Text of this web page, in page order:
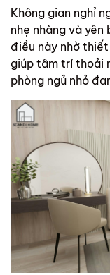
Không gian nghỉ
nhẹ nhàng và
điều này nhờ
giúp tâm trí thoải
phòng ngủ nhỏ